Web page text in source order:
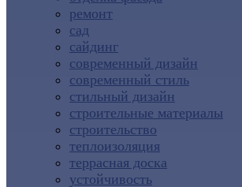
ремонт
сад
сайдинг
современный дизайн
современный стиль
стильный дизайн
строительные материалы
строительство
теплоизоляция
террасная доска
устойчивость